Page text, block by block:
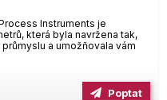
Instruments je
která byla navržena tak,
a umožňovala vám
Poptat